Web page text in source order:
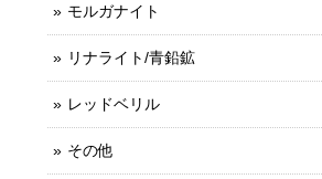
モルガナイト
リナライト/青鉛鉱
レッドベリル
その他